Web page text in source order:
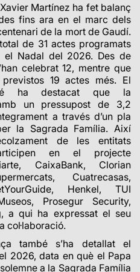
Martínez ha fet balanç
fins ara en el marc dels
de la mort de Gaudí.
de 31 actes programats
Nadal del 2026. Des de
celebrat 12, mentre que
19 actes més. El
ha destacat que la
un pressupost de 3,2
a través d’un pla
la Sagrada Família. Així
de les entitats
en el projecte
CaixaBank, Clorian
Cuatrecasas,
Henkel, TUI
Prosegur Security,
a qui ha expressat el seu
col·laboració.
també s’ha detallat el
2026, data en què el Papa
a la Sagrada Família